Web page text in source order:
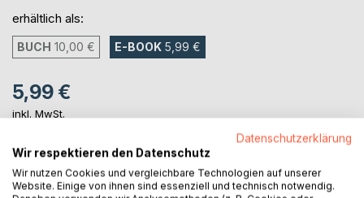
erhältlich als:
BUCH 10,00 € E-BOOK 5,99 €
5,99 €
inkl. MwSt.
IN DEN WARENKORB
Datenschutzerklärung
Wir respektieren den Datenschutz
Wir nutzen Cookies und vergleichbare Technologien auf unserer
Website. Einige von ihnen sind essenziell und technisch notwendig.